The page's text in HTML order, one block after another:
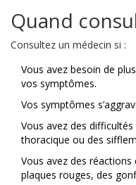
Quand
Consultez un médecin si :
Vous avez besoin de
vos symptômes.
Vos symptômes
Vous avez des
thoracique ou des
Vous avez des
plaques rouges, des